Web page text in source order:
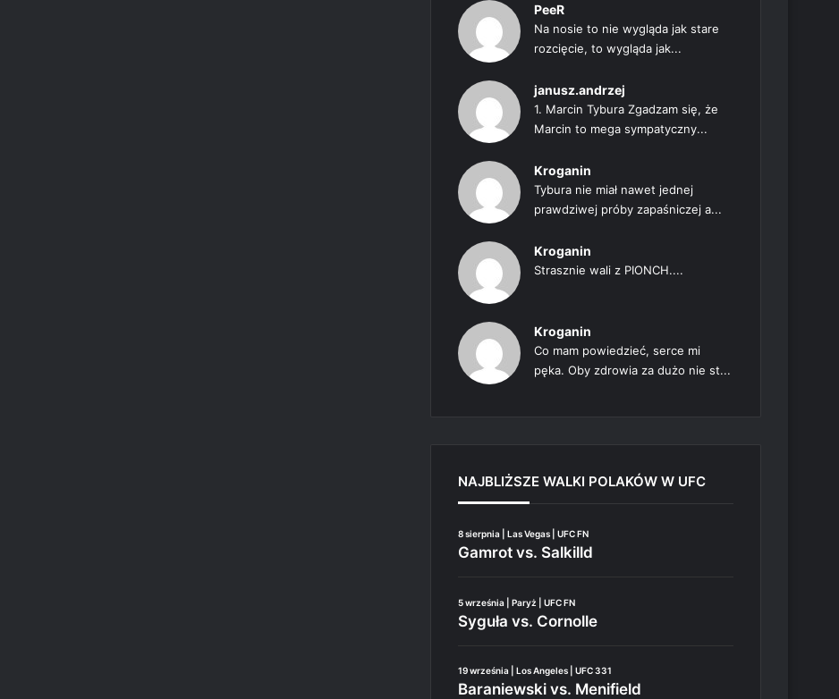
PeeR
Na nosie to nie wygląda jak stare
rozcięcie, to wygląda jak...
janusz.andrzej
1. Marcin Tybura Zgadzam się, że
Marcin to mega sympatyczny...
Kroganin
Tybura nie miał nawet jednej
prawdziwej próby zapaśniczej a...
Kroganin
Strasznie wali z PIONCH....
Kroganin
Co mam powiedzieć, serce mi
pęka. Oby zdrowia za dużo nie st...
NAJBLIŻSZE WALKI POLAKÓW W UFC
8 sierpnia | Las Vegas | UFC FN
Gamrot vs. Salkilld
5 września | Paryż | UFC FN
Syguła vs. Cornolle
19 września | Los Angeles | UFC 331
Baraniewski vs. Menifield